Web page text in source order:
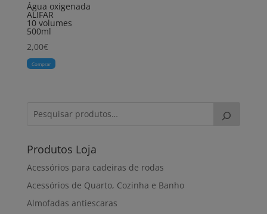
Água oxigenada
ALIFAR
10 volumes
500ml
2,00€
Comprar
Produtos Loja
Acessórios para cadeiras de rodas
Acessórios de Quarto, Cozinha e Banho
Almofadas antiescaras